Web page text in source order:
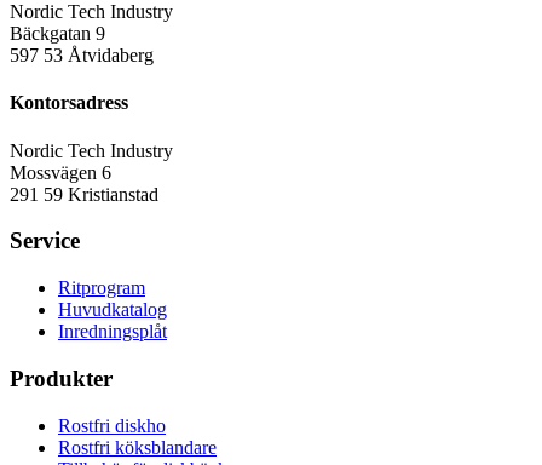
Nordic Tech Industry
Bäckgatan 9
597 53 Åtvidaberg
Kontorsadress
Nordic Tech Industry
Mossvägen 6
291 59 Kristianstad
Service
Ritprogram
Huvudkatalog
Inredningsplåt
Produkter
Rostfri diskho
Rostfri köksblandare